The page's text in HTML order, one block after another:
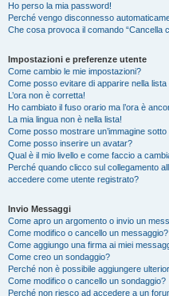
Ho perso la mia password!
Perché vengo disconnesso
Che cosa provoca il comando “Cancella
Impostazioni e preferenze utente
Come cambio le mie impostazioni?
Come posso evitare di apparire nella lista
L’ora non è corretta!
Ho cambiato il fuso orario ma l’ora è
La mia lingua non è nella lista!
Come posso mostrare un’immagine
Come posso inserire un avatar?
Qual è il mio livello e come faccio a
Perché quando clicco sul collegamento
accedere come utente registrato?
Invio Messaggi
Come apro un argomento o invio un
Come modifico o cancello un messaggio?
Come aggiungo una firma ai miei
Come creo un sondaggio?
Perché non è possibile aggiungere
Come modifico o cancello un sondaggio?
Perché non riesco ad accedere a un